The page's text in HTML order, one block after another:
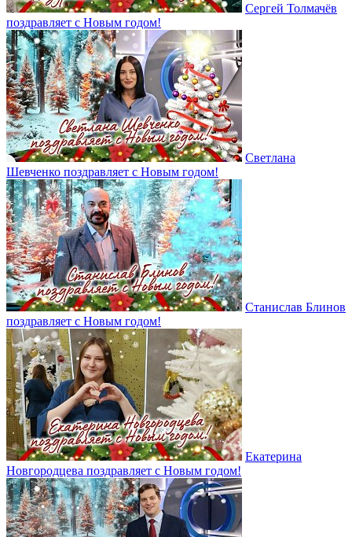
Сергей Толмачёв
поздравляет с Новым годом!
Светлана
Шевченко поздравляет с Новым годом!
Станислав Блинов
поздравляет с Новым годом!
Екатерина
Новгородцева поздравляет с Новым годом!